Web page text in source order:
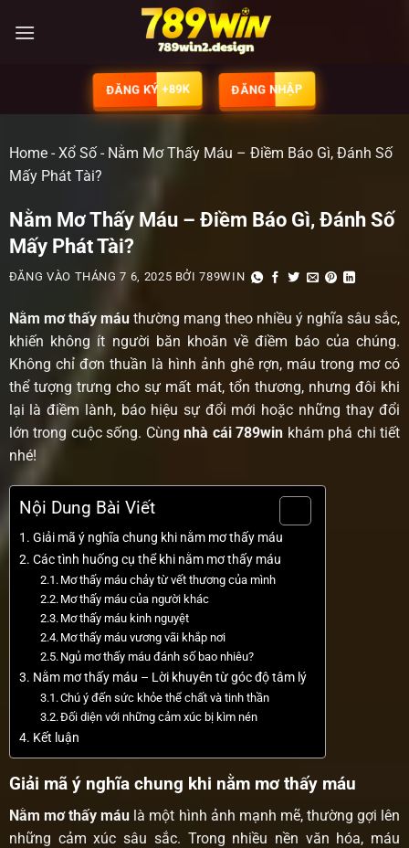
ĐĂNG KÝ +89K ĐĂNG NHẬP
Home- Xổ Số- Nằm Mơ Thấy Máu – Điềm Báo Gì, Đánh Số
Mấy Phát Tài?
Nằm Mơ Thấy Máu – Điềm Báo Gì, Đánh Số
Mấy Phát Tài?
ĐĂNG VÀO THÁNG 7 6, 2025 BỞI789WIN
Nằm mơ thấy máuthường mang theo nhiều ý nghĩa sâu sắc,
khiến không ít người băn khoăn về điềm báo của chúng.
Không chỉ đơn thuần là hình ảnh ghê rợn, máu trong mơ có
thể tượng trưng cho sự mất mát, tổn thương, nhưng đôi khi
lại là điềm lành, báo hiệu sự đổi mới hoặc những thay đổi
lớn trong cuộc sống. Cùngnhà cái 789win khám phá chi tiết
nhé!
Nội Dung Bài Viết
Giải mã ý nghĩa chung khi nằm mơ thấy máu
Các tình huống cụ thể khi nằm mơ thấy máu
Mơ thấy máu chảy từ vết thương của mình
Mơ thấy máu của người khác
Mơ thấy máu kinh nguyệt
Mơ thấy máu vương vãi khắp nơi
Ngủ mơ thấy máu đánh số bao nhiêu?
Nằm mơ thấy máu – Lời khuyên từ góc độ tâm lý
Chú ý đến sức khỏe thể chất và tinh thần
Đối diện với những cảm xúc bị kìm nén
Kết luận
Giải mã ý nghĩa chung khi nằm mơ thấy máu
Nằm mơ thấy máu là một hình ảnh mạnh mẽ, thường gợi lên
những cảm xúc sâu sắc. Trong nhiều nền văn hóa, máu